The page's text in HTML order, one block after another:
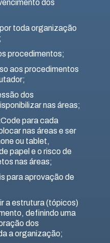
dos
toda organização
procedimentos;
aos procedimentos
dos
nas áreas;
para cada
nas áreas e ser
ou tablet,
papel e o risco de
nas áreas;
para aprovação de
a estrutura (tópicos)
definindo uma
dos
a organização;